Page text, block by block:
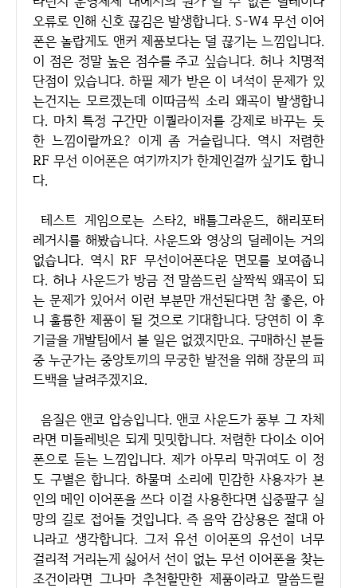
오류로 인해 신호 끊김은 발생합니다. S-W4 무선 이어
폰은 놀랍게도 앤커 제품보다는 덜 끊기는 느낌입니다.
이 점은 정말 높은 점수를 주고 싶습니다. 허나 치명적
단점이 있습니다. 하필 제가 받은 이 녀석이 문제가 있
는건지는 모르겠는데 이따금씩 소리 왜곡이 발생합니
다. 마치 특정 구간만 이퀄라이저를 강제로 바꾸는 듯
한 느낌이랄까요? 이게 좀 거슬립니다. 역시 저렴한
RF 무선 이어폰은 여기까지가 한계인걸까 싶기도 합니
다.
테스트 게임으로는 스타2, 배틀그라운드, 해리포터
레거시를 해봤습니다. 사운드와 영상의 딜레이는 거의
없습니다. 역시 RF 무선이어폰다운 면모를 보여줍니
다. 허나 사운드가 방금 전 말씀드린 살짝씩 왜곡이 되
는 문제가 있어서 이런 부분만 개선된다면 참 좋은, 아
니 훌륭한 제품이 될 것으로 기대합니다. 당연히 이 후
기글을 개발팀에서 볼 일은 없겠지만요. 구매하신 분들
중 누군가는 중앙토끼의 무궁한 발전을 위해 장문의 피
드백을 날려주겠지요.
음질은 앤코 압승입니다. 앤코 사운드가 풍부 그 자체
라면 미들레빗은 되게 밋밋합니다. 저렴한 다이소 이어
폰으로 듣는 느낌입니다. 제가 아무리 막귀여도 이 정
도 구별은 합니다. 하물며 소리에 민감한 사용자가 본
인의 메인 이어폰을 쓰다 이걸 사용한다면 십중팔구 실
망의 길로 접어들 것입니다. 즉 음악 감상용은 절대 아
니라고 생각합니다. 그저 유선 이어폰의 유선이 너무
걸리적 거리는게 싫어서 선이 없는 무선 이어폰을 찾는
조건이라면 그나마 추천할만한 제품이라고 말씀드릴